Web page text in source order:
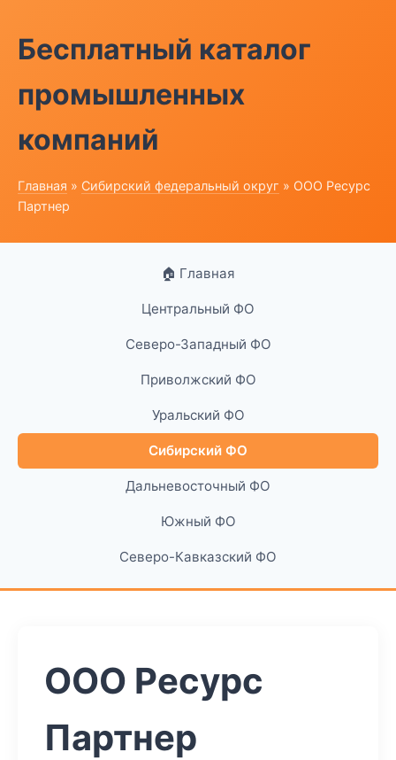
Бесплатный каталог
промышленных
компаний
Главная » Сибирский федеральный округ » ООО Ресурс
Партнер
🏠 Главная
Центральный ФО
Северо-Западный ФО
Приволжский ФО
Уральский ФО
Сибирский ФО
Дальневосточный ФО
Южный ФО
Северо-Кавказский ФО
ООО Ресурс
Партнер